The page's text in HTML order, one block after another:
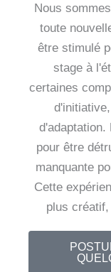
Nous
toute
être stimulé
stage à
certaines
pour être
manquante
Cette
plus